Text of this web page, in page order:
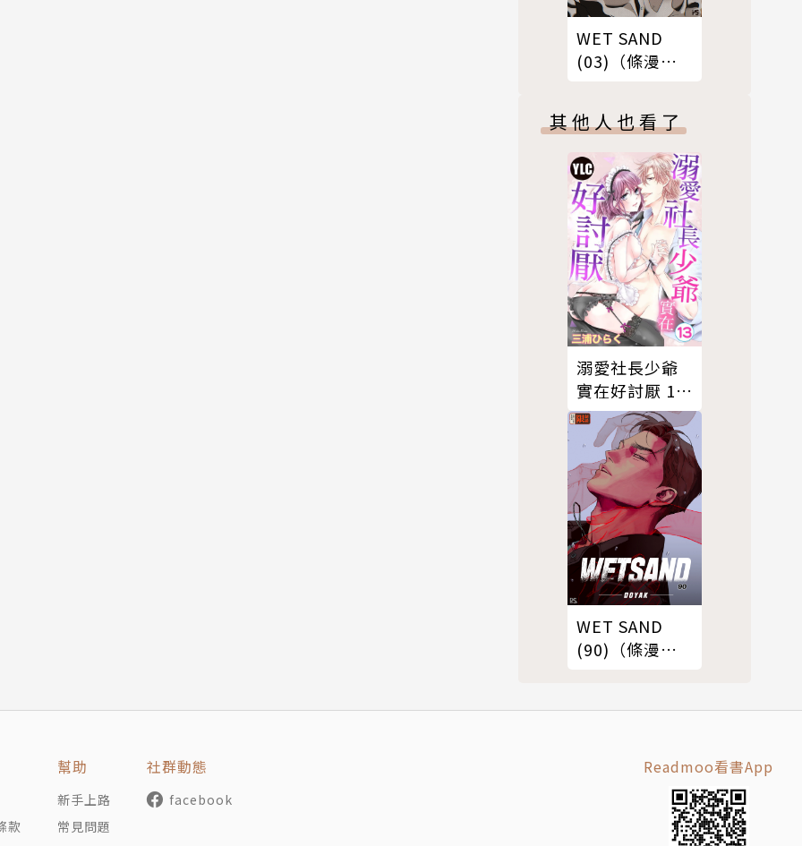
WET SAND
(03)（條漫
其他人也看了
溺愛社長少爺
實在好討厭 13
(完)
WET SAND
(90)（條漫
款
幫助
新手上路
常見問題
社群動態
facebook
Readmoo看書App